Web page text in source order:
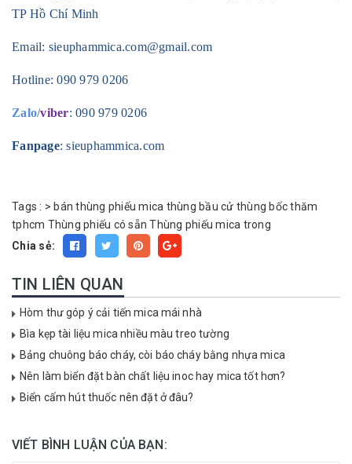
TP Hồ Chí Minh
Email: sieuphammica.com@gmail.com
Hotline:090 979 0206
Zalo/viber: 090 979 0206
Fanpage: sieuphammica.com
Tags : >bán thùng phiếu mica thùng bầu cử thùng bốc thăm
tphcm Thùng phiếu có sẵn Thùng phiếu mica trong
Chia sẻ:
TIN LIÊN QUAN
Hòm thư góp ý cải tiến mica mái nhà
Bìa kẹp tài liệu mica nhiều màu treo tường
Bảng chuông báo cháy, còi báo cháy bằng nhựa mica
Nên làm biển đặt bàn chất liệu inoc hay mica tốt hơn?
Biển cấm hút thuốc nên đặt ở đâu?
VIẾT BÌNH LUẬN CỦA BẠN: